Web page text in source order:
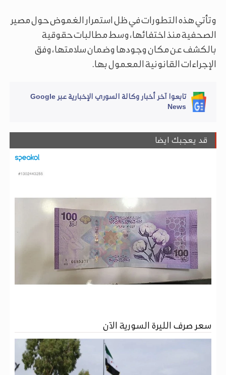
وتأتي هذه التطورات في ظل استمرار الغموض حول مصير
الصحفية منذ اختفائها، وسط مطالبات حقوقية
بالكشف عن مكان وجودها وضمان سلامتها، وفق
الإجراءات القانونية المعمول بها.
تابعوا آخر أخبار وكالة السوري الإخبارية عبر Google
News
قد يعجبك ايضا
سعر صرف الليرة السورية الآن